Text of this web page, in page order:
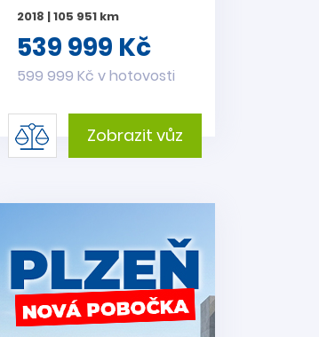
2018 | 105 951 km
539 999 Kč
599 999 Kč v hotovosti
Zobrazit vůz